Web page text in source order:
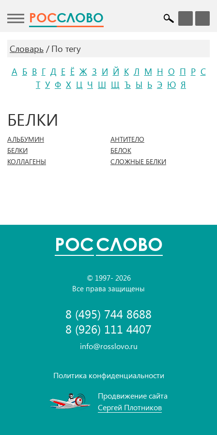
POCСЛОВО
Словарь
По тегу
А Б В Г Д Е Ё Ж З И Й К Л М Н О П Р С
Т У Ф Х Ц Ч Ш Щ Ъ Ы Ь Э Ю Я
БЕЛКИ
АЛЬБУМИН
АНТИТЕЛО
БЕЛКИ
БЕЛОК
КОЛЛАГЕНЫ
СЛОЖНЫЕ БЕЛКИ
POCСЛОВО
© 1997- 2026
Все права защищены
8 (495) 744 8688
8 (926) 111 4407
info@rosslovo.ru
Политика конфиденциальности
Продвижение сайта
Сергей Плотников